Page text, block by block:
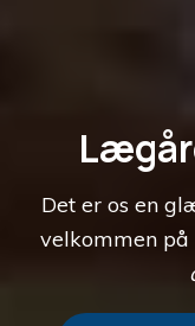
Det er os en
velkommen